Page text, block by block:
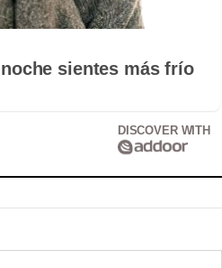
sientes más frío
DISCOVER WITH